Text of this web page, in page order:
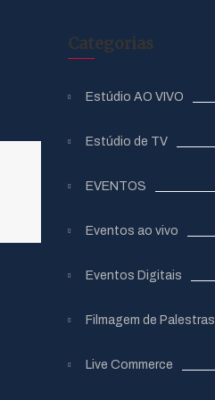
Categorias
Estúdio AO VIVO
Estúdio de TV
EVENTOS
Eventos ao vivo
Eventos Digitais
Filmagem de Palestras
Live Commerce